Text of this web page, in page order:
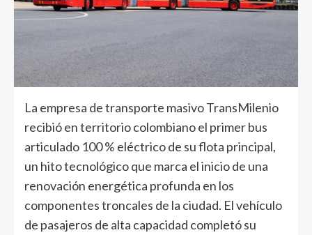
La empresa de transporte masivo TransMilenio
recibió en territorio colombiano el primer bus
articulado 100 % eléctrico de su flota principal,
un hito tecnológico que marca el inicio de una
renovación energética profunda en los
componentes troncales de la ciudad. El vehículo
de pasajeros de alta capacidad completó su